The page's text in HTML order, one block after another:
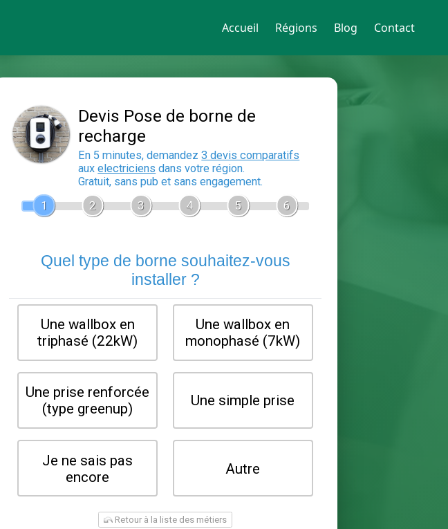
Accueil Régions Blog Contact
recharge
En 5 minutes, demandez
auxelectriciensdans votre région.
Gratuit, sans pub et sans engagement.
Quel type de borne souhaitez-
installer ?
Une wallbox en
Une prise renforcée
(type greenup)